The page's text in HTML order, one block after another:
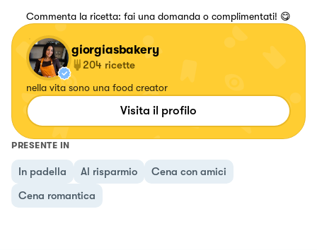
Commenta la ricetta: fai una domanda o complimentati! 😋
giorgiasbakery
204 ricette
nella vita sono una food creator
Visita il profilo
PRESENTE IN
In padella Al risparmio
Cena con amici
Cena romantica